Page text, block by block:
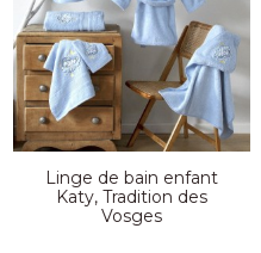
Linge de bain enfant
Katy, Tradition des
Vosges